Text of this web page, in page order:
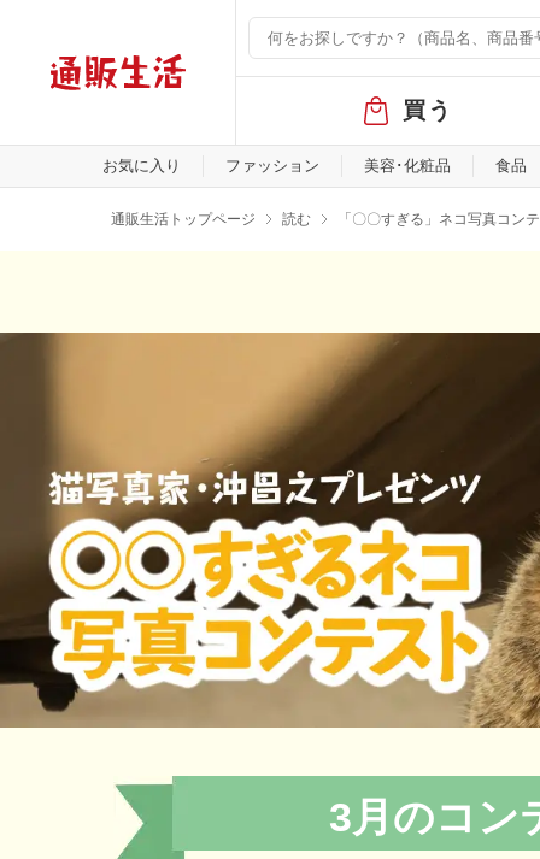
バ
ル
メ
買う
お気に入り ファッション 美容･化粧品 食品
通販生活トップページ 読む 「〇〇すぎる」ネコ写真コン
3月のコン